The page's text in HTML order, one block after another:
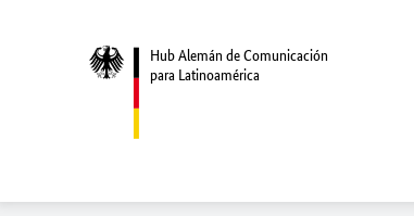
Hub Alemán de Comunicación
para Latinoamérica